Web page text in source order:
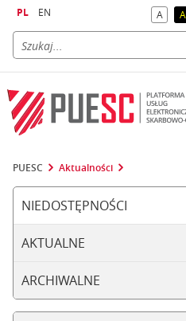
PL EN A A
PUESC Aktualności
NIEDOSTĘPNOŚCI
AKTUALNE
ARCHIWALNE